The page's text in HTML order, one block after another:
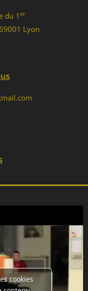
du 1 er
Lyon
cookies